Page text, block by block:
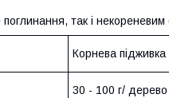
так і некореневим
Корнева підживка
30 - 100 г/ дерево